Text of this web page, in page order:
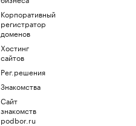
Корпоративный
регистратор
доменов
Хостинг
сайтов
Рег.решения
Знакомства
Сайт
знакомств
podbor.ru